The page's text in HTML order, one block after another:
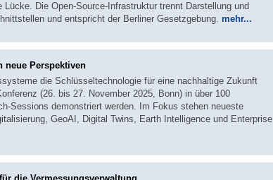
Die Open‑Source‑Infrastruktur trennt Darstellung und
und entspricht der Berliner Gesetzgebung. mehr...
neue Perspektiven
die Schlüsseltechnologie für eine nachhaltige Zukunft
(26. bis 27. November 2025, Bonn) in über 100
Sessions demonstriert werden. Im Fokus stehen neueste
GeoAI, Digital Twins, Earth Intelligence und Enterprise